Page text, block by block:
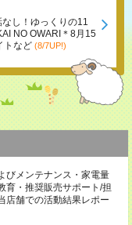
なし！ゆっくりの11
NO OWARI＊8月15
トなど (8/7UP!)
びメンテナンス・家電量
育・推奨販売サポート/担
店舗での活動結果レポー